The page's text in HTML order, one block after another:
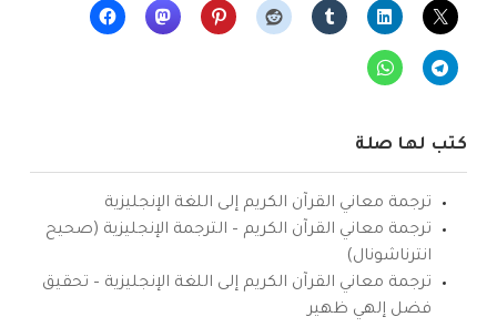
كتب لها صلة
ترجمة معاني القرآن الكريم إلى اللغة الإنجليزية
ترجمة معاني القرآن الكريم – الترجمة الإنجليزية (صحيح
انترناشونال)
ترجمة معاني القرآن الكريم إلى اللغة الإنجليزية – تحقيق
فضل إلهي ظهير